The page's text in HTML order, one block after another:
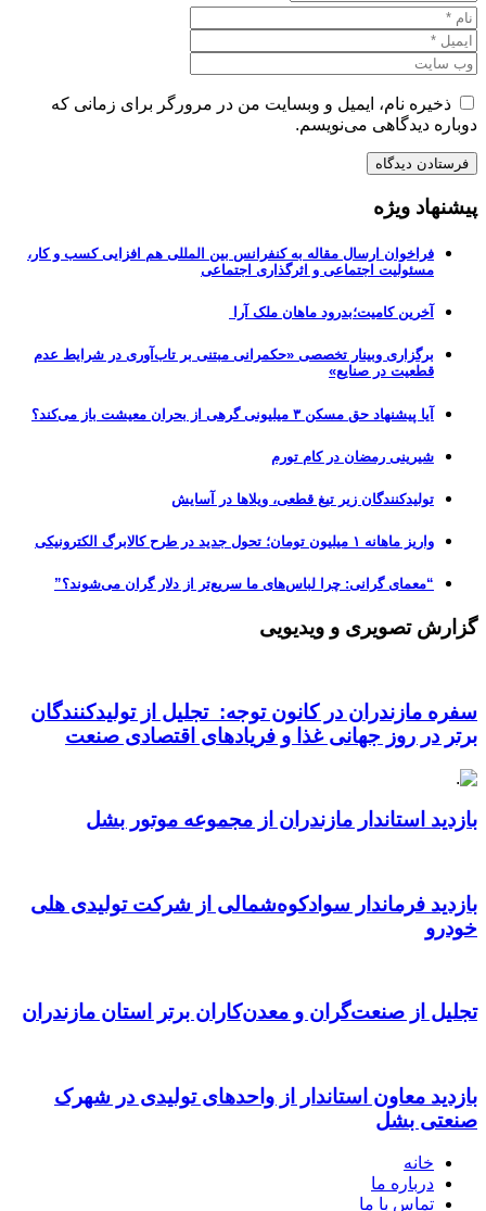
ذخیره نام، ایمیل و وبسایت من در مرورگر برای زمانی که
دوباره دیدگاهی می‌نویسم.
پیشنهاد ویژه
فراخوان ارسال مقاله به کنفرانس بین المللی هم افزایی کسب و کار،
مسئولیت اجتماعی و اثرگذاری اجتماعی
آخرین کامیت؛بدرود ماهان ملک آرا
برگزاری وبینار تخصصی «حکمرانی مبتنی بر تاب‌آوری در شرایط عدم
قطعیت در صنایع»
آیا پیشنهاد حق مسکن ۳ میلیونی گرهی از بحران معیشت باز می‌کند؟
شیرینی رمضان در کام تورم
تولیدکنندگان زیر تیغ قطعی، ویلاها در آسایش
واریز ماهانه ۱ میلیون تومان؛ تحول جدید در طرح کالابرگ الکترونیکی
“معمای گرانی: چرا لباس‌های ما سریع‌تر از دلار گران می‌شوند؟”
گزارش تصویری و ویدیویی
سفره مازندران در کانون توجه: تجلیل از تولیدکنندگان
برتر در روز جهانی غذا و فریادهای اقتصادی صنعت
بازدید استاندار مازندران از مجموعه موتور بشل
بازدید فرماندار سوادکوه‌شمالی از شرکت تولیدی هلی
خودرو
تجلیل از صنعت‌گران و معدن‌کاران برتر استان مازندران
بازدید معاون استاندار از واحدهای تولیدی در شهرک
صنعتی بشل
خانه
درباره ما
تماس با ما